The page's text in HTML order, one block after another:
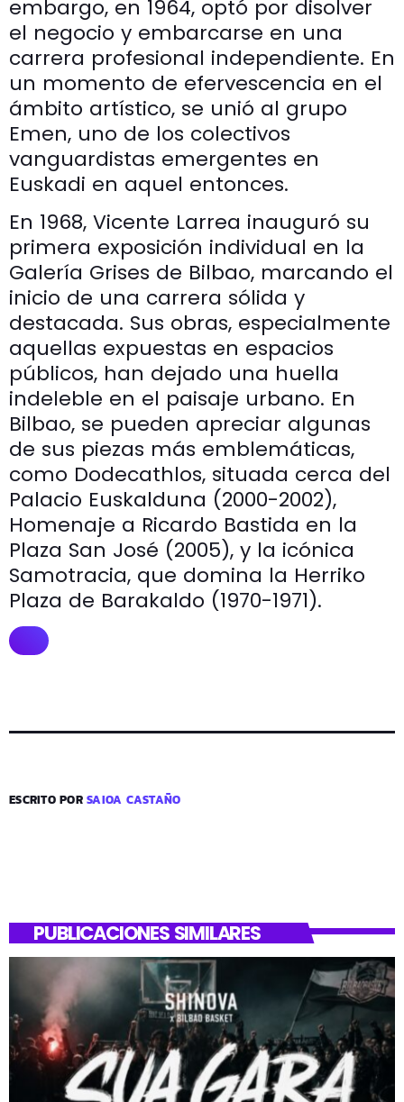
embargo, en 1964, optó por disolver
el negocio y embarcarse en una
carrera profesional independiente. En
un momento de efervescencia en el
ámbito artístico, se unió al grupo
Emen, uno de los colectivos
vanguardistas emergentes en
Euskadi en aquel entonces.
En 1968, Vicente Larrea inauguró su
primera exposición individual en la
Galería Grises de Bilbao, marcando el
inicio de una carrera sólida y
destacada. Sus obras, especialmente
aquellas expuestas en espacios
públicos, han dejado una huella
indeleble en el paisaje urbano. En
Bilbao, se pueden apreciar algunas
de sus piezas más emblemáticas,
como Dodecathlos, situada cerca del
Palacio Euskalduna (2000-2002),
Homenaje a Ricardo Bastida en la
Plaza San José (2005), y la icónica
Samotracia, que domina la Herriko
Plaza de Barakaldo (1970-1971).
ESCRITO PORSAIOA CASTAÑO
PUBLICACIONES SIMILARES